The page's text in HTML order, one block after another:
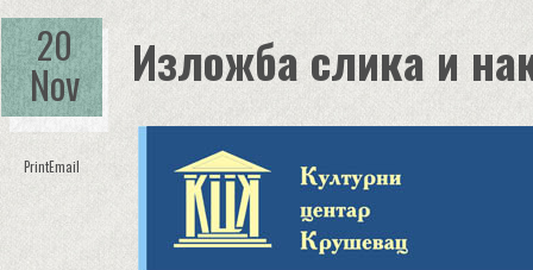
20
Nov
PrintEmail
Изложба слика и